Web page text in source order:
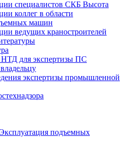
специалистов СКБ Высота
коллег в области
машин
ведущих краностроителей
для экспертизы ПС
экспертизы промышленной
подъемных